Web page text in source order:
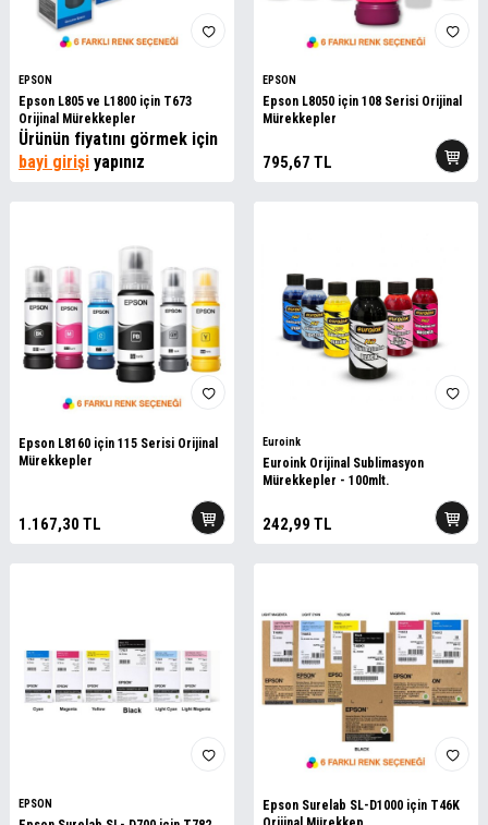
EPSON
Epson L805 ve L1800 için T673
Orijinal Mürekkepler
Ürünün fiyatını görmek için
bayi girişi yapınız
EPSON
Epson L8050 için 108 Serisi Orijinal
Mürekkepler
795,67 TL
Epson L8160 için 115 Serisi Orijinal
Mürekkepler
1.167,30 TL
Euroink
Euroink Orijinal Sublimasyon
Mürekkepler - 100mlt.
242,99 TL
EPSON
Epson Surelab SL-D1000 için T46K